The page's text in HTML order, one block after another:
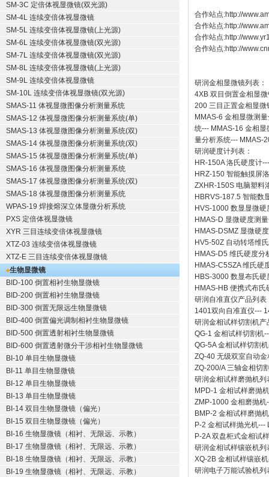
SM-3C 定倍体视显微镜(双光源)
SM-4L 连续变倍体视显微镜
SM-5L 连续变倍体视显微镜(上光源)
SM-6L 连续变倍体视显微镜(双光源)
SM-7L 连续变倍体视显微镜(双光源)
SM-8L 连续变倍体视显微镜(上光源)
SM-9L 连续变倍体视显微镜
SM-10L 连续变倍体视显微镜(双光源)
SMAS-11 体视显微图像分析测量系统
SMAS-12 体视显微图像分析测量系统(单)
SMAS-13 体视显微图像分析测量系统(双)
SMAS-14 体视显微图像分析测量系统(双)
SMAS-15 体视显微图像分析测量系统(单)
SMAS-16 体视显微图像分析测量系统
SMAS-17 体视显微图像分析测量系统(双)
SMAS-18 体视显微图像分析测量系统
WPAS-19 焊接熔深立体显微分析系统
PXS 定倍体视显微镜
XYR 三目连续变倍体视显微镜
XTZ-03 连续变倍体视显微镜
XTZ-E 三目连续变倍体视显微镜
生物显微镜
BID-100 倒置相衬生物显微镜
BID-200 倒置相衬生物显微镜
BID-300 倒置无限远生物显微镜
BID-400 倒置偏光调制相衬生物显微镜
BID-500 倒置透射相衬生物显微镜
BID-600 倒置透射微分干涉相衬生物显微镜
BI-10 单目生物显微镜
BI-11 单目生物显微镜
BI-12 单目生物显微镜
BI-13 单目生物显微镜
BI-14 双目生物显微镜（偏光）
BI-15 双目生物显微镜（偏光）
BI-16 生物显微镜（相衬、无限远、示教）
BI-17 生物显微镜（相衬、无限远、示教）
BI-18 生物显微镜（相衬、无限远、示教）
BI-19 生物显微镜（相衬、无限远、示教）
合作站点:http://
合作站点:http://
合作站点:http://
合作站点:http://
研润金相显微镜列表：
4XB 双目倒置金相显
200 三目正置金相显微
MMAS-6 金相显微测
统--- MMAS-16 金相显
量分析系统--- MMAS-
研润硬度计列表：
HR-150A 洛氏硬度计
HRZ-150 智能触摸屏
ZXHR-150S 电脑塑料
HBRVS-187.5 智能数
HVS-1000 数显显微硬
HMAS-D 显微硬度测
HMAS-DSMZ 显微硬
HV5-50Z 自动转塔维
HMAS-D5 维氏硬度分
HMAS-C5SZA 维氏硬
HBS-3000 数显布氏硬
HMAS-HB 便携式布氏
研润自准直仪产品列表
1401双向自准直仪---
研润金相试样切割机产
QG-1 金相试样切割机
QG-5A 金相试样切割机
ZQ-40 无级双室自动金
ZQ-200/A 三轴金相切
研润金相试样磨抛机列
MPD-1 金相试样磨抛机
ZMP-1000 金相磨抛机
BMP-2 金相试样磨抛机
P-2 金相试样抛光机---
P-2A 双盘柜式金相试
研润金相试样镶嵌机列
XQ-2B 金相试样镶嵌机
研润电子万能试验机列